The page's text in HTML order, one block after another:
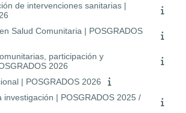
de intervenciones sanitarias |
Salud Comunitaria | POSGRADOS
participación y
2026
| POSGRADOS 2026
investigación | POSGRADOS 2025 /